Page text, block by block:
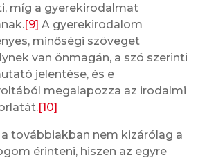
míg a gyerekirodalmat
[9] A gyerekirodalom
minőségi szöveget
van önmagán, a szó szerinti
jelentése, és e
megalapozza az irodalmi
[10]
továbbiakban nem kizárólag a
érinteni, hiszen az egyre